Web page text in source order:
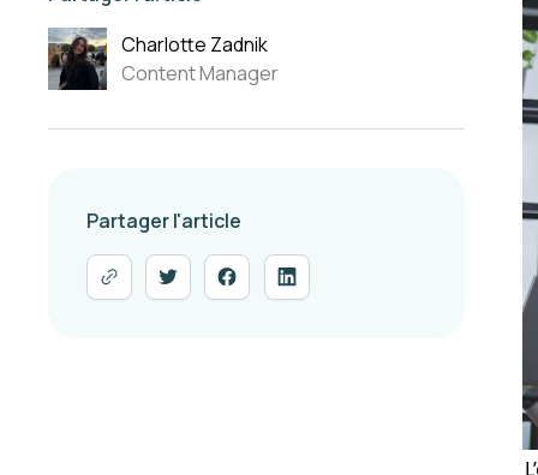
Charlotte Zadnik
Content Manager
Partager l'article